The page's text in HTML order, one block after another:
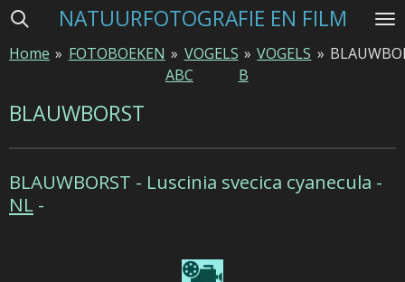
Ga
naar
hoofdinhoud
NATUURFOTOGRAFIE EN FILM
Home » FOTOBOEKEN » VOGELS
ABC
» VOGELS
B
»
BLAUWBORST
BLAUWBORST - Luscinia svecica cyanecula -
NL -